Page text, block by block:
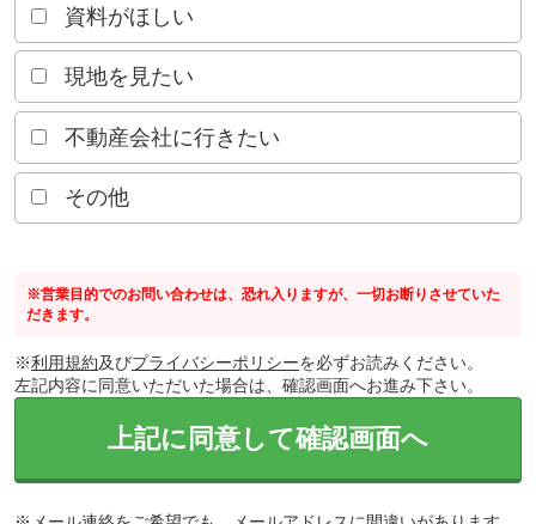
資料がほしい
現地を見たい
不動産会社に行きたい
その他
※営業目的でのお問い合わせは、恐れ入りますが、一切お断りさせていた
だきます。
※利用規約及びプライバシーポリシーを必ずお読みください。
左記内容に同意いただいた場合は、確認画面へお進み下さい。
上記に同意して確認画面へ